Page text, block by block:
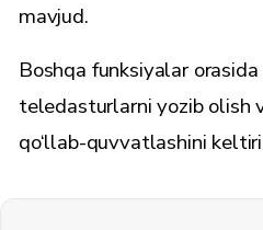
mavjud.
Boshqa funksiyalar orasida
teledasturlarni yozib olish
qo‘llab-quvvatlashini